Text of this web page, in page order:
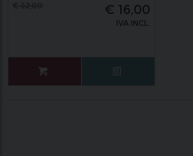
€ 16,00
IVA INCL.